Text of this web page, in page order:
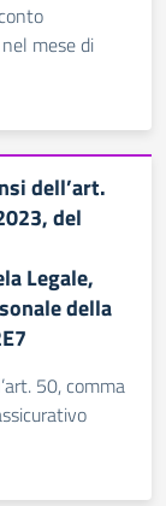
mese di
dell’art.
del
Legale,
della
50, comma